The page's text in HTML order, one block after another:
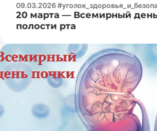
09.03.2026
20 марта — Всемирный
полости рта